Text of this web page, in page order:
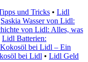
und Tricks • Lidl
Saskia Wasser von Lidl:
von Lidl: Alles, was
Lidl Batterien:
Kokosöl bei Lidl – Ein
bei Lidl • Lidl Geld